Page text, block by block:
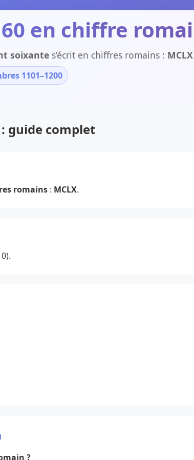
en chiffre
soixantes’écrit en chiffres romains : MCLX
1101–1200
guide complet
romains : MCLX.
?